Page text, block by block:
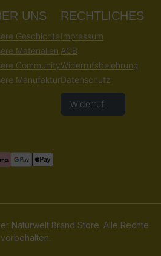
UNS
Geschichte
Materialien
Community
Manufaktur
RECHTLICHES
Impressum
AGB
Widerrufsbelehrung
Datenschutz
Widerruf
Naturwelt Brand Store. Alle Rechte
vorbehalten.